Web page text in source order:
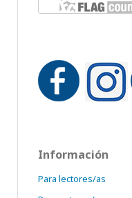
Información
Para lectores/as